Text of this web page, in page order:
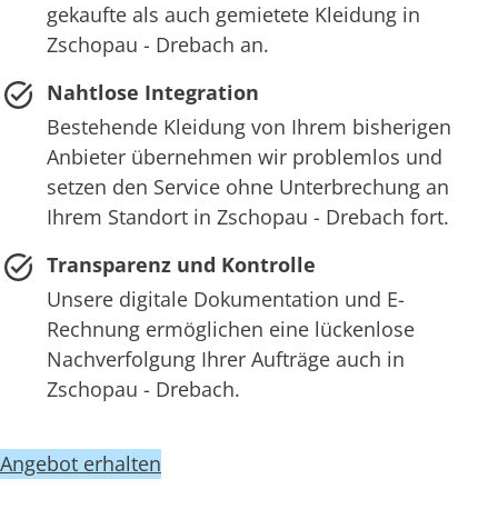
gekaufte als auch gemietete Kleidung in
Zschopau - Drebach an.
Nahtlose Integration
Bestehende Kleidung von Ihrem bisherigen
Anbieter übernehmen wir problemlos und
setzen den Service ohne Unterbrechung an
Ihrem Standort in Zschopau - Drebach fort.
Transparenz und Kontrolle
Unsere digitale Dokumentation und E-
Rechnung ermöglichen eine lückenlose
Nachverfolgung Ihrer Aufträge auch in
Zschopau - Drebach.
Angebot erhalten